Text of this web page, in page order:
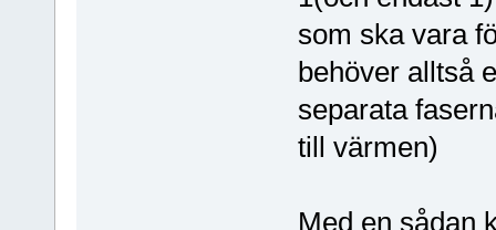
som ska vara
behöver alltså
separata
till värmen)
Med en sådan